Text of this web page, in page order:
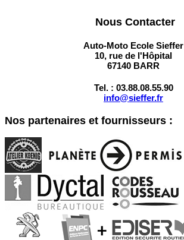
Nous Contacter
Auto-Moto Ecole Sieffer
10, rue de l'Hôpital
67140 BARR
Tel. : 03.88.08.55.90
info@sieffer.fr
Nos partenaires et fournisseurs :